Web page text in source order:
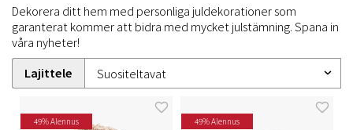
Dekorera ditt hem med personliga juldekorationer som
garanterat kommer att bidra med mycket julstämning. Spana in
våra nyheter!
Lajittele
49% Alennus 49% Alennus